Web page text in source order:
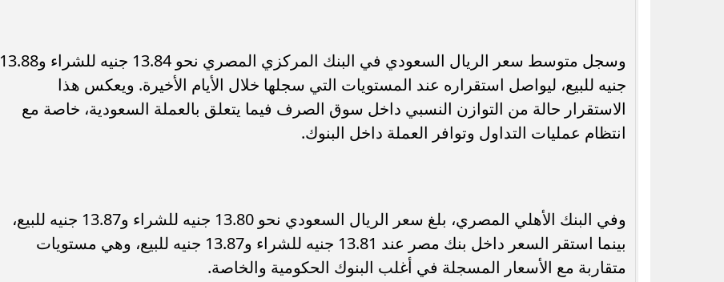
وسجل متوسط سعر الريال السعودي في البنك المركزي المصري نحو 13.84 جنيه للشراء و13.88
جنيه للبيع، ليواصل استقراره عند المستويات التي سجلها خلال الأيام الأخيرة. ويعكس هذا
الاستقرار حالة من التوازن النسبي داخل سوق الصرف فيما يتعلق بالعملة السعودية، خاصة مع
انتظام عمليات التداول وتوافر العملة داخل البنوك.
وفي البنك الأهلي المصري، بلغ سعر الريال السعودي نحو 13.80 جنيه للشراء و13.87 جنيه للبيع،
بينما استقر السعر داخل بنك مصر عند 13.81 جنيه للشراء و13.87 جنيه للبيع، وهي مستويات
متقاربة مع الأسعار المسجلة في أغلب البنوك الحكومية والخاصة.